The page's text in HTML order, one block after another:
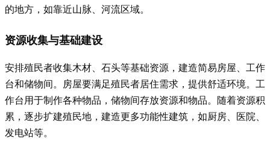
的地方，如靠近山脉、河流区域。
资源收集与基础建设
安排殖民者收集木材、石头等基础资源，建造简易房屋、工作
台和储物间。房屋要满足殖民者居住需求，提供舒适环境。工
作台用于制作各种物品，储物间存放资源和物品。随着资源积
累，逐步扩建殖民地，建造更多功能性建筑，如厨房、医院、
发电站等。